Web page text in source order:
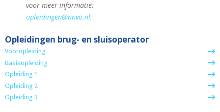
voor meer informatie:
opleidingen@nnvo.nl.
Opleidingen brug- en sluisoperator
Vooropleiding
Basisopleiding
Opleiding 1
Opleiding 2
Opleiding 3